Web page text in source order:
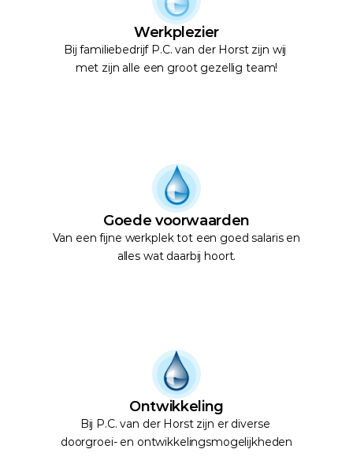
Werkplezier
Bij familiebedrijf P.C. van der Horst zijn wij
met zijn alle een groot gezellig team!
Goede voorwaarden
Van een fijne werkplek tot een goed salaris en
alles wat daarbij hoort.
Ontwikkeling
Bij P.C. van der Horst zijn er diverse
doorgroei- en ontwikkelingsmogelijkheden